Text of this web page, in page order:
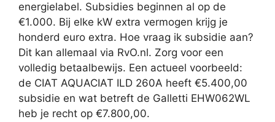
energielabel. Subsidies beginnen al op de
€1.000. Bij elke kW extra vermogen krijg je
honderd euro extra. Hoe vraag ik subsidie aan?
Dit kan allemaal via RvO.nl. Zorg voor een
volledig betaalbewijs. Een actueel voorbeeld:
de CIAT AQUACIAT ILD 260A heeft €5.400,00
subsidie en wat betreft de Galletti EHW062WL
heb je recht op €7.800,00.